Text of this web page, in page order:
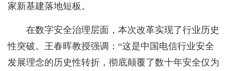
家新基建落地短板。
在数字安全治理层面，本次改革实现了行业历史
性突破。王春晖教授强调：“这是中国电信行业安全
发展理念的历史性转折，彻底颠覆了数十年安全仅为